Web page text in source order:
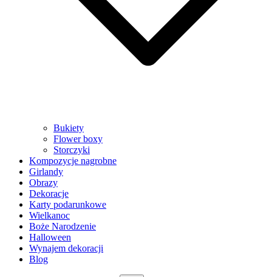
Bukiety
Flower boxy
Storczyki
Kompozycje nagrobne
Girlandy
Obrazy
Dekoracje
Karty podarunkowe
Wielkanoc
Boże Narodzenie
Halloween
Wynajem dekoracji
Blog